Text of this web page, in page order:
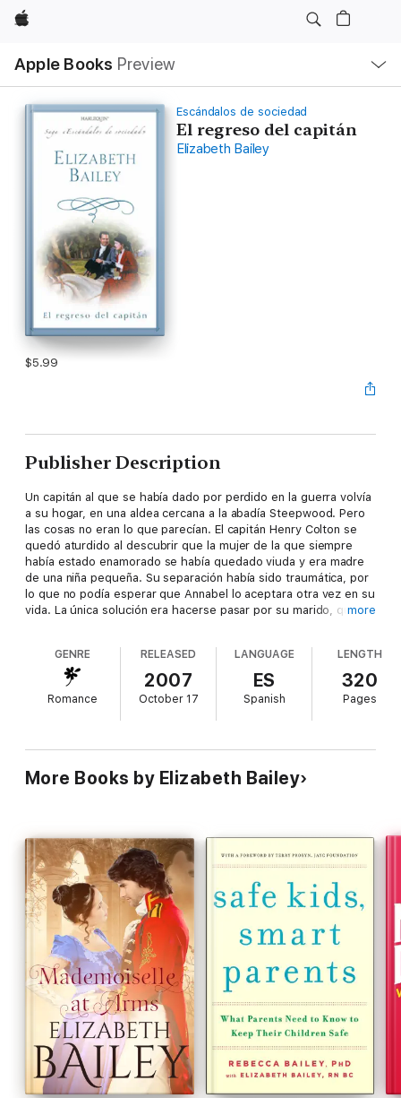
Apple
Apple Books Preview
Nav
Open
Menu
Escándalos de sociedad
El regreso del capitán
Elizabeth Bailey
$5.99
Publisher Description
Un capitán al que se había dado por perdido en la guerra volvía
a su hogar, en una aldea cercana a la abadía Steepwood. Pero
las cosas no eran lo que parecían. El capitán Henry Colton se
quedó aturdido al descubrir que la mujer de la que siempre
había estado enamorado se había quedado viuda y era madre
de una niña pequeña. Su separación había sido traumática, por
lo que no podía esperar que Annabel lo aceptara otra vez en su
vida. La única solución era hacerse pasar por su marido, quemore
GENRE
Romance
RELEASED
2007
October 17
LANGUAGE
ES
Spanish
LENGTH
320
Pages
More Books by Elizabeth Bailey